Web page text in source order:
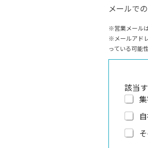
メールで
※営業メール
※メールアド
っている可能
該当